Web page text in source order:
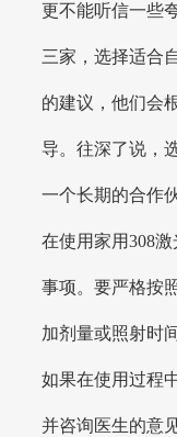
更不能听信一些
三家，选择适合
的建议，他们会
导。往深了说，
一个长期的合作
在使用家用308
事项。要严格按
加剂量或照射时
如果在使用过程
并咨询医生的意见